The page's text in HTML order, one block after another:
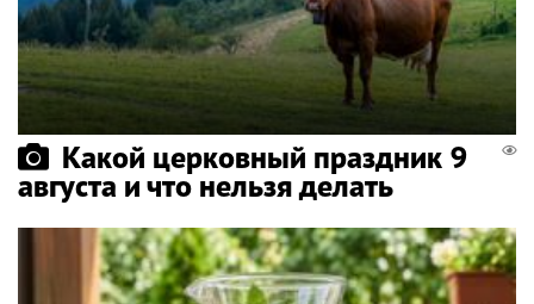
Какой церковный праздник 9
августа и что нельзя делать